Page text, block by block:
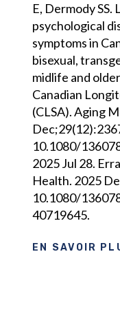
E, Dermody
psychological
symptoms in
bisexual,
midlife and
Canadian
(CLSA). Aging
10.1080/
2025 Jul 28.
Health. 2025
10.1080/
40719645.
EN SAVOIR